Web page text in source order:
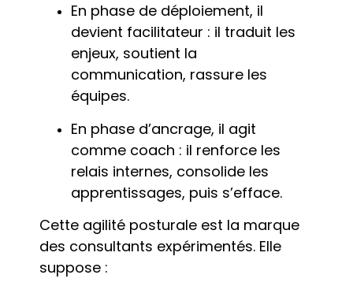
En phase de déploiement, il
devient facilitateur : il traduit les
enjeux, soutient la
communication, rassure les
équipes.
En phase d’ancrage, il agit
comme coach : il renforce les
relais internes, consolide les
apprentissages, puis s’efface.
Cette agilité posturale est la marque
des consultants expérimentés. Elle
suppose :